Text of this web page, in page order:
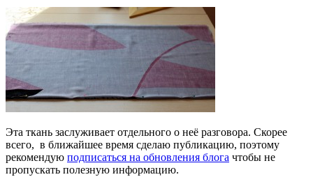
Эта ткань заслуживает отдельного о неё разговора. Скорее
всего, в ближайшее время сделаю публикацию, поэтому
рекомендую подписаться на обновления блога чтобы не
пропускать полезную информацию.